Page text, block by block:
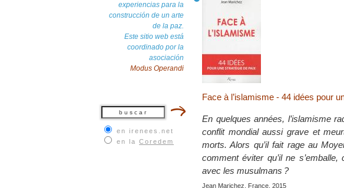
experiencias para la
construcción de un arte
de la paz.
Este sitio web está
coordinado por la
asociación
Modus Operandi
en irenees.net
en la Coredem
Face à l’islamisme - 44 idées pour
En quelques années, l’islamisme
conflit mondial aussi grave et
morts. Alors qu’il fait rage au
comment éviter qu’il ne
avec les musulmans ?
Jean Marichez, France, 2015